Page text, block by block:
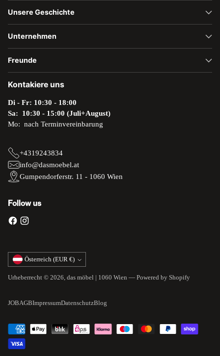
Unsere Geschichte
Unternehmen
Freunde
Kontakiere uns
Di - Fr: 10:30 - 18:00
Sa: 10:30 - 15:00 (Juli+August)
Mo: nach Terminvereinbarung
+4319243834
info@dasmoebel.at
Gumpendorferstr. 11 - 1060 Wien
Follow us
Währung Österreich (EUR €)
Urheberrecht © 2026, das möbel | 1060 Wien — Powered by Shopify
JOBAGBImpressumDatenschutzBlog